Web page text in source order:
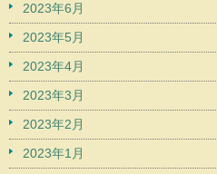
2023年6月
2023年5月
2023年4月
2023年3月
2023年2月
2023年1月